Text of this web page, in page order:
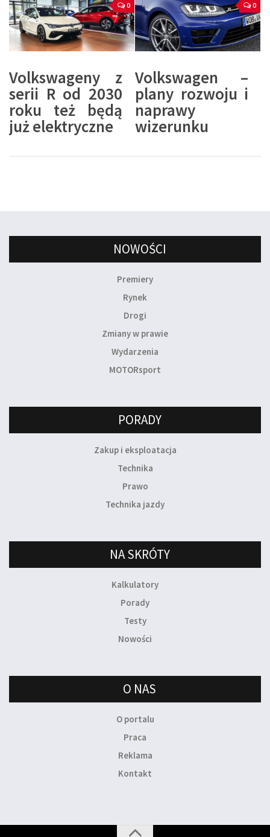
0
Volkswageny z
serii R od 2030
roku też będą
już elektryczne
0
Volkswagen –
plany rozwoju i
naprawy
wizerunku
NOWOŚCI
Premiery
Rynek
Drogi
Zmiany w prawie
Wydarzenia
MOTORsport
PORADY
Zakup i eksploatacja
Technika
Prawo
Technika jazdy
NA SKRÓTY
Kalkulatory
Porady
Testy
Nowości
O NAS
O portalu
Praca
Reklama
Kontakt